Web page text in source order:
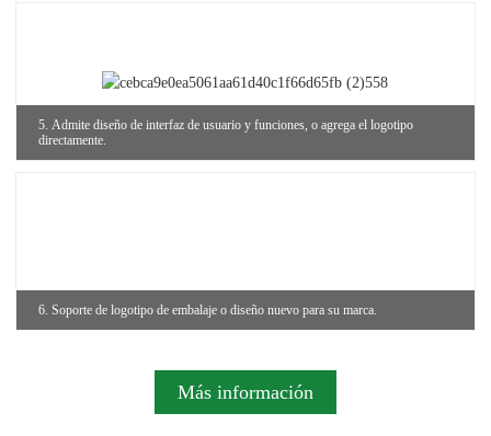
5. Admite diseño de interfaz de usuario y funciones, o agrega el logotipo
directamente.
6. Soporte de logotipo de embalaje o diseño nuevo para su marca.
Más información